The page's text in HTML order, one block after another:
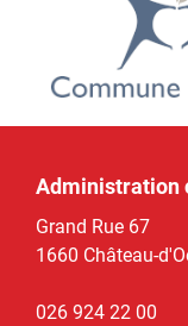
Administration
Grand Rue 67
1660 Château-
026 924 22 00